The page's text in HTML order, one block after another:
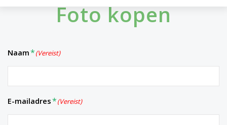
Foto kopen
Naam (Vereist)
E-mailadres (Vereist)